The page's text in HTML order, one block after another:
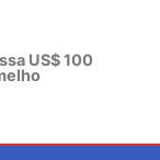
US$ 100